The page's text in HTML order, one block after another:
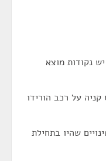
נקודות מוצא
על רכב הורידו
שהיו בתחילת